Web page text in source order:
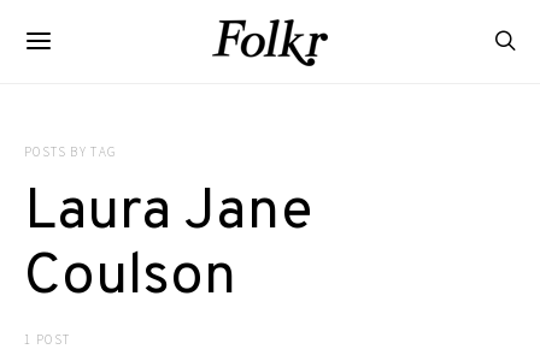
POSTS BY TAG
Laura Jane
Coulson
1 POST